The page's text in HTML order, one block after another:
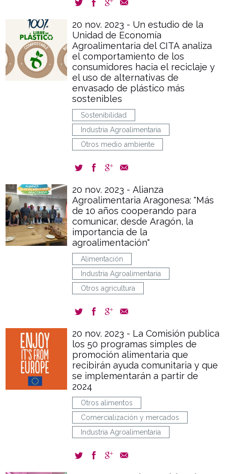
20 nov. 2023 - Un estudio de la
Unidad de Economía
Agroalimentaria del CITA analiza
el comportamiento de los
consumidores hacia el reciclaje y
el uso de alternativas de
envasado de plástico más
sostenibles
Sostenibilidad
Industria Agroalimentaria
Otros medio ambiente
20 nov. 2023 - Alianza
Agroalimentaria Aragonesa: "Más
de 10 años cooperando para
comunicar, desde Aragón, la
importancia de la
agroalimentación"
Alimentación
Industria Agroalimentaria
Otros agricultura
20 nov. 2023 - La Comisión publica
los 50 programas simples de
promoción alimentaria que
recibirán ayuda comunitaria y que
se implementarán a partir de
2024
Otros alimentos
Comercialización y mercados
Industria Agroalimentaria